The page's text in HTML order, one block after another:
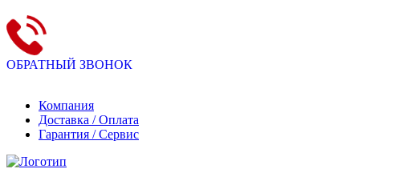
ОБРАТНЫЙ ЗВОНОК
Компания
Доставка / Оплата
Гарантия / Сервис